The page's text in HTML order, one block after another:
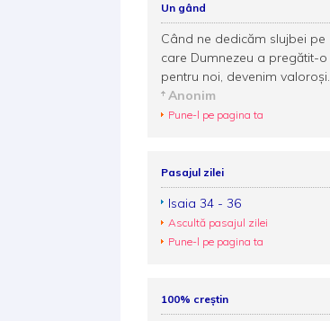
Un gând
Când ne dedicăm slujbei pe
care Dumnezeu a pregătit-o
pentru noi, devenim valoroşi.
Anonim
Pune-l pe pagina ta
Pasajul zilei
Isaia 34 - 36
Ascultă pasajul zilei
Pune-l pe pagina ta
100% creștin